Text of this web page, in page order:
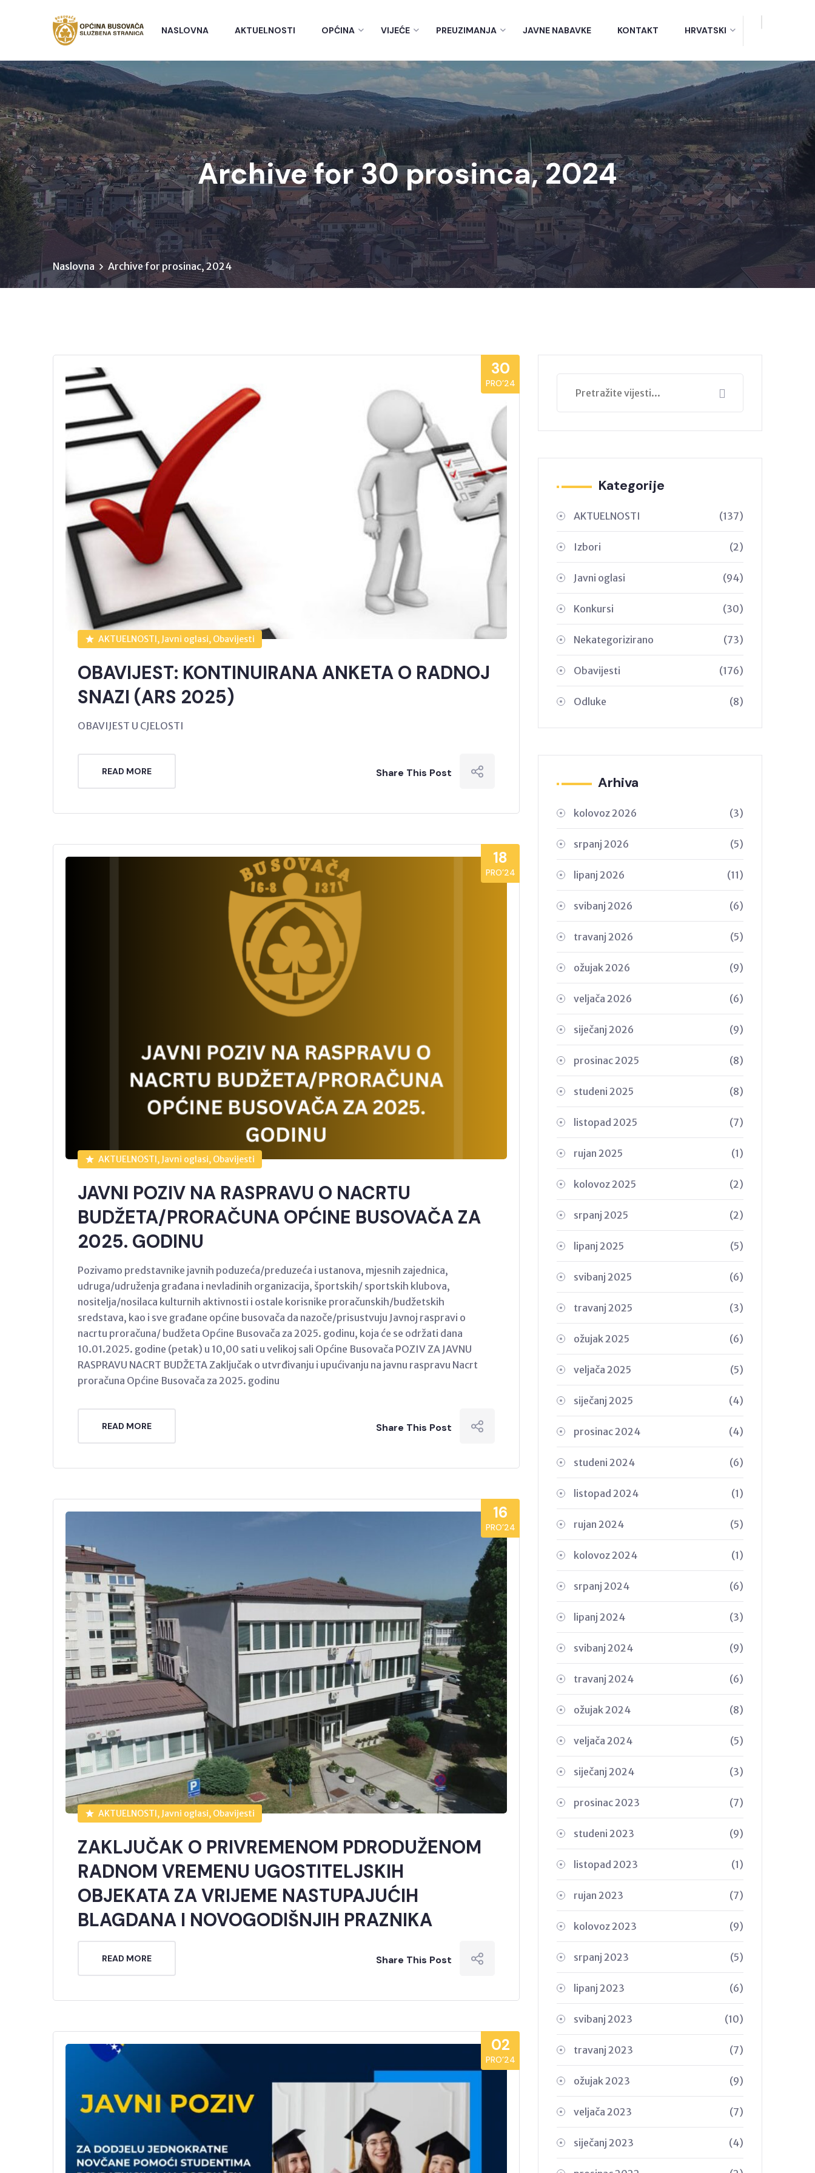
NASLOVNA AKTUELNOSTI OPĆINA VIJEĆE PREUZIMANJA JAVNE NABAVKE KONTAKT HRVATSKI
Archive for 30 prosinca, 2024
Naslovna Archive for prosinac, 2024
30
PRO’24
AKTUELNOSTI, Javni oglasi, Obavijesti
OBAVIJEST: KONTINUIRANA ANKETA O RADNOJ
SNAZI (ARS 2025)
OBAVIJEST U CJELOSTI
READ MORE Share This Post
18
PRO’24
AKTUELNOSTI, Javni oglasi, Obavijesti
JAVNI POZIV NA RASPRAVU O NACRTU
BUDŽETA/PRORAČUNA OPĆINE BUSOVAČA ZA
2025. GODINU
Pozivamo predstavnike javnih poduzeća/preduzeća i ustanova, mjesnih zajednica,
udruga/udruženja građana i nevladinih organizacija, športskih/ sportskih klubova,
nositelja/nosilaca kulturnih aktivnosti i ostale korisnike proračunskih/budžetskih
sredstava, kao i sve građane općine busovača da nazoče/prisustvuju Javnoj raspravi o
nacrtu proračuna/ budžeta Općine Busovača za 2025. godinu, koja će se održati dana
10.01.2025. godine (petak) u 10,00 sati u velikoj sali Općine Busovača POZIV ZA JAVNU
RASPRAVU NACRT BUDŽETA Zaključak o utvrđivanju i upućivanju na javnu raspravu Nacrt
proračuna Općine Busovača za 2025. godinu
READ MORE Share This Post
16
PRO’24
AKTUELNOSTI, Javni oglasi, Obavijesti
ZAKLJUČAK O PRIVREMENOM PDRODUŽENOM
RADNOM VREMENU UGOSTITELJSKIH
OBJEKATA ZA VRIJEME NASTUPAJUĆIH
BLAGDANA I NOVOGODIŠNJIH PRAZNIKA
READ MORE Share This Post
02
PRO’24
Kategorije
AKTUELNOSTI (137)
Izbori (2)
Javni oglasi (94)
Konkursi (30)
Nekategorizirano (73)
Obavijesti (176)
Odluke (8)
Arhiva
kolovoz 2026 (3)
srpanj 2026 (5)
lipanj 2026 (11)
svibanj 2026 (6)
travanj 2026 (5)
ožujak 2026 (9)
veljača 2026 (6)
siječanj 2026 (9)
prosinac 2025 (8)
studeni 2025 (8)
listopad 2025 (7)
rujan 2025 (1)
kolovoz 2025 (2)
srpanj 2025 (2)
lipanj 2025 (5)
svibanj 2025 (6)
travanj 2025 (3)
ožujak 2025 (6)
veljača 2025 (5)
siječanj 2025 (4)
prosinac 2024 (4)
studeni 2024 (6)
listopad 2024 (1)
rujan 2024 (5)
kolovoz 2024 (1)
srpanj 2024 (6)
lipanj 2024 (3)
svibanj 2024 (9)
travanj 2024 (6)
ožujak 2024 (8)
veljača 2024 (5)
siječanj 2024 (3)
prosinac 2023 (7)
studeni 2023 (9)
listopad 2023 (1)
rujan 2023 (7)
kolovoz 2023 (9)
srpanj 2023 (5)
lipanj 2023 (6)
svibanj 2023 (10)
travanj 2023 (7)
ožujak 2023 (9)
veljača 2023 (7)
siječanj 2023 (4)